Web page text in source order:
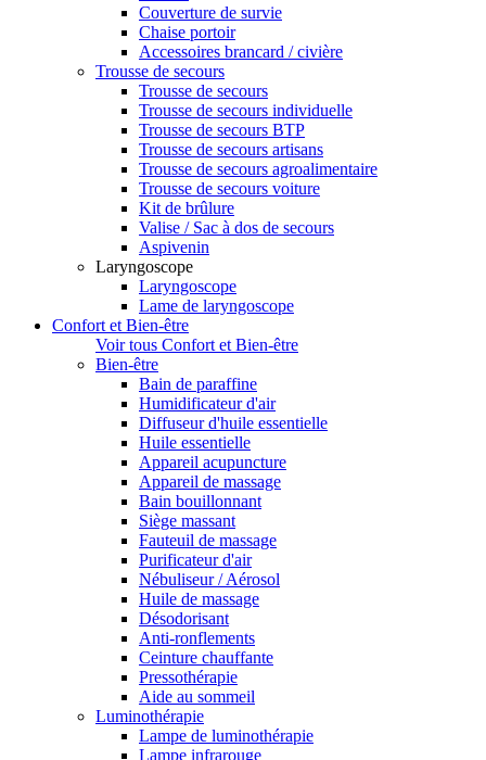
Couverture de survie
Chaise portoir
Accessoires brancard / civière
Trousse de secours
Trousse de secours
Trousse de secours individuelle
Trousse de secours BTP
Trousse de secours artisans
Trousse de secours agroalimentaire
Trousse de secours voiture
Kit de brûlure
Valise / Sac à dos de secours
Aspivenin
Laryngoscope
Laryngoscope
Lame de laryngoscope
Confort et Bien-être
Voir tous Confort et Bien-être
Bien-être
Bain de paraffine
Humidificateur d'air
Diffuseur d'huile essentielle
Huile essentielle
Appareil acupuncture
Appareil de massage
Bain bouillonnant
Siège massant
Fauteuil de massage
Purificateur d'air
Nébuliseur / Aérosol
Huile de massage
Désodorisant
Anti-ronflements
Ceinture chauffante
Pressothérapie
Aide au sommeil
Luminothérapie
Lampe de luminothérapie
Lampe infrarouge